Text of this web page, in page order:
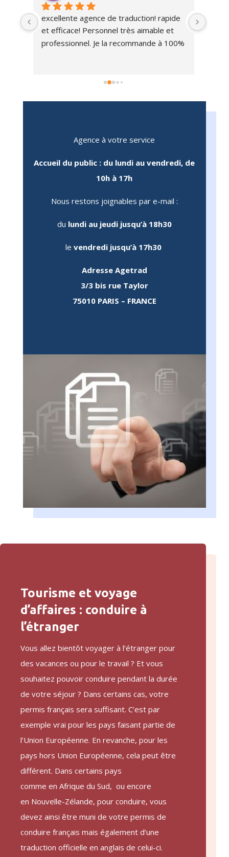
excellente agence de traduction! rapide
et efficace! Personnel très aimable et
professionnel. Je la recommande à 100%
Agence à votre service
Accueil du public : du lundi au vendredi, de
10h à 17h
Nous restons joignables par e-mail :
du lundi au jeudi jusqu’à 18h30
le vendredi jusqu’à 17h30
Adresse Agetrad
3/3 bis rue Taylor
75010 PARIS – FRANCE
Tourisme et voyage
d’affaires : conduire à
l’étranger
Vous allez bientôt voyager à l’étranger pour
des vacances ou pour le travail ? Et vous
souhaitez pouvoir conduire pendant la durée
de votre séjour ? Dans certains cas, votre
permis français sera suffisant. C’est par
exemple vrai pour les pays faisant partie de
l’Union Européenne. En revanche, pour les
pays hors Union Européenne, cela peut être
différent. Dans certains pays
comme en Afrique du Sud, ou encore
en Nouvelle-Zélande, pour conduire, vous
devez ainsi être muni de votre permis de
conduire français mais également d’une
traduction officielle en anglais de celui-ci.